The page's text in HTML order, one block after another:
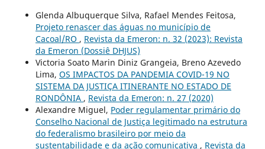
Glenda Albuquerque Silva, Rafael Mendes Feitosa,
Projeto renascer das águas no município de
Cacoal/RO , Revista da Emeron: n. 32 (2023): Revista
da Emeron (Dossiê DHJUS)
Victoria Soato Marin Diniz Grangeia, Breno Azevedo
Lima, OS IMPACTOS DA PANDEMIA COVID-19 NO
SISTEMA DA JUSTIÇA ITINERANTE NO ESTADO DE
RONDÔNIA , Revista da Emeron: n. 27 (2020)
Alexandre Miguel, Poder regulamentar primário do
Conselho Nacional de Justiça legitimado na estrutura
do federalismo brasileiro por meio da
sustentabilidade e da ação comunicativa , Revista da